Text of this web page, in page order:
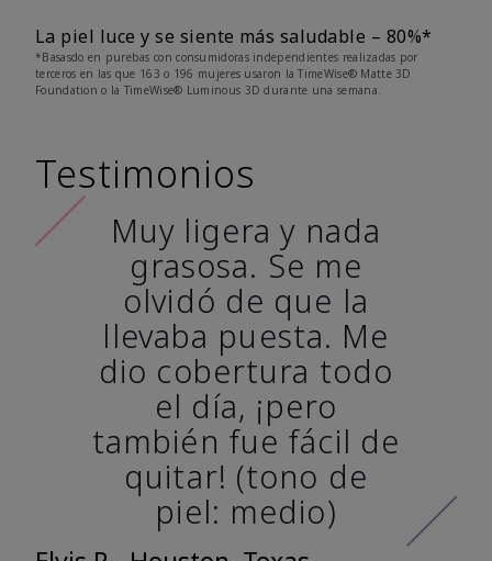
La piel luce y se siente más saludable – 80%*
*Basasdo en purebas con consumidoras independientes realizadas por
terceros en las que 163 o 196 mujeres usaron la TimeWise® Matte 3D
Foundation o la TimeWise® Luminous 3D durante una semana.
Testimonios
Muy ligera y nada
grasosa. Se me
olvidó de que la
llevaba puesta. Me
dio cobertura todo
el día, ¡pero
también fue fácil de
quitar! (tono de
piel: medio)